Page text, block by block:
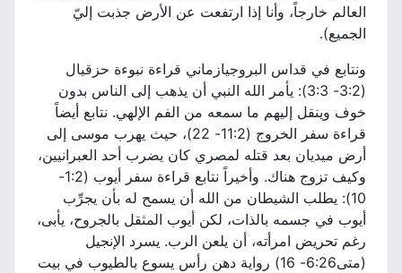
العالم خارجاً، وأنا إذا ارتفعت عن الأرض جذبت إليّ
الجميع).
ونتابع في قداس البروجيازماني قراءة نبوءة حزقيال
(3:2- 3:3): يأمر الله النبي أن يذهب إلى الناس بدون
خوف وينقل إليهم ما سمعه من الفم الإلهي. نتابع أيضاً
قراءة سفر الخروج (11:2- 22)، حيث يهرب موسى إلى
أرض ميديان بعد قتله لمصري كان يضرب أحد العبرانيين،
وكيف تزوج هناك. وأخيراً نتابع قراءة سفر أيوب (1:2-
10): يطلب الشيطان من الله أن يسمح له بأن يجرِّب
أيوب في جسمه بالذات، لكن أيوب المثقل بالجروح، يأبى،
رغم تحريض امرأته، أن يلعن الرب. يسرد الإنجيل
(متى6:26- 16) رواية دهن رأس يسوع بالطيوب في بيت